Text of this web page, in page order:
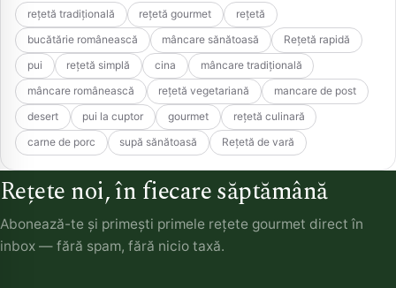
rețetă tradițională rețetă gourmet
rețetă
bucătărie românească
mâncare sănătoasă
Rețetă rapidă
pui
rețetă simplă cina
mâncare tradițională
mâncare românească
rețetă vegetariană
mancare de post
desert
pui la cuptor gourmet
rețetă culinară
carne de porc
supă sănătoasă Rețetă de vară
Rețete noi, în fiecare săptămână
Abonează-te și primești primele rețete gourmet direct în
inbox — fără spam, fără nicio taxă.